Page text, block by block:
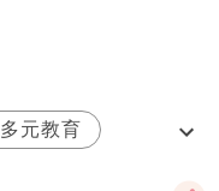
多元教育